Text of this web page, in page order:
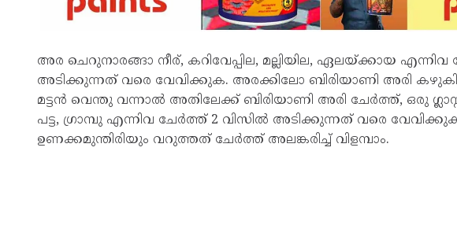
അര ചെറുനാരങ്ങാ നീര്, കറിവേപ്പില, മല്ലിയില, ഏലയ്ക്കായ
അടിക്കുന്നത് വരെ വേവിക്കുക. അരക്കിലോ ബിരിയാണി അരി കഴുകി,
മട്ടന്‍ വെന്തു വന്നാല്‍ അതിലേക്ക് ബിരിയാണി അരി ചേര്‍ത്ത്, ഒരു
പട്ട, ഗ്രാമ്പു എന്നിവ ചേര്‍ത്ത് 2 വിസില്‍ അടിക്കുന്നത് വരെ
ഉണക്കമുന്തിരിയും വറുത്തത് ചേർത്ത് അലങ്കരിച്ച് വിളമ്പാം.